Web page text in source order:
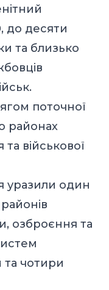
до десяти
та близько
поточної
районах
військової
уразили один
озброєння та
та чотири